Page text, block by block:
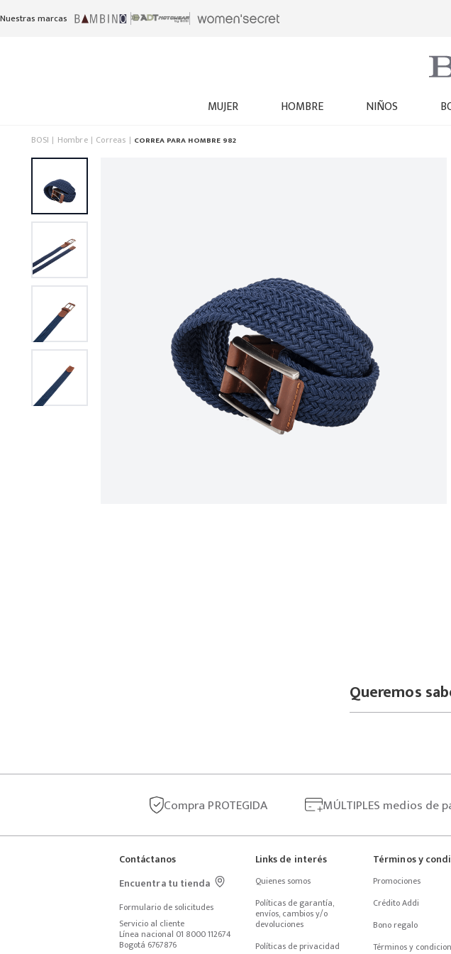
Nuestras marcas
MUJER HOMBRE NIÑOS
BOSI Hombre Correas CORREA PARA HOMBRE 982
Queremos
Compra PROTEGIDA MÚLTIPLES medios de
Contáctanos
Encuentra tu tienda
Formulario de solicitudes
Servicio al cliente
Línea nacional 01 8000 112674
Bogotá 6767876
Links de interés
Quienes somos
Políticas de garantía,
envíos, cambios y/o
devoluciones
Políticas de privacidad
Términos y
Promociones
Crédito Addi
Bono regalo
Términos y